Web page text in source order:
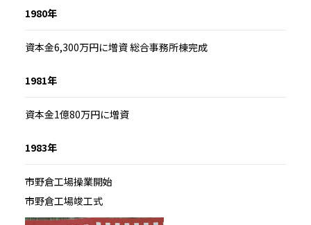
1980年
資本金6,300万円に増資 総合事務所棟完成
1981年
資本金1億80万円に増資
1983年
市野倉工場操業開始
市野倉工場竣工式